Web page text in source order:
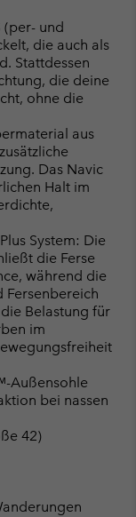
(per- und
die auch als
Stattdessen
die deine
ohne die
aus
Das Navic
Halt im
System: Die
die Ferse
während die
Fersenbereich
Belastung für
im
Außensohle
bei nassen
42)